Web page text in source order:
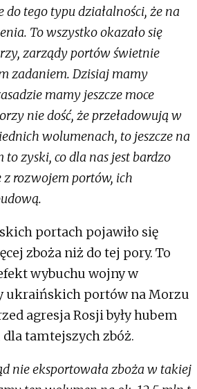
tego typu działalności, że na
To wszystko okazało się
zarządy portów świetnie
zadaniem. Dzisiaj mamy
mamy jeszcze moce
nie dość, że przeładowują w
wolumenach, to jeszcze na
zyski, co dla nas jest bardzo
z rozwojem portów, ich
portach pojawiło się
zboża niż do tej pory. To
wybuchu wojny w
ukraińskich portów na Morzu
agresja Rosji były hubem
tamtejszych zbóż.
nie eksportowała zboża w takiej